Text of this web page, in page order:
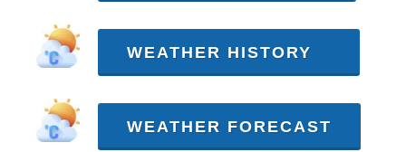
WEATHER HISTORY
WEATHER FORECAST